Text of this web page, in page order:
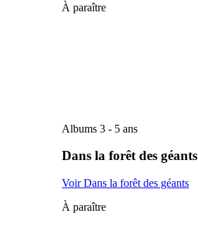
À paraître
Albums 3 - 5 ans
Dans la forêt des géants
Voir Dans la forêt des géants
À paraître